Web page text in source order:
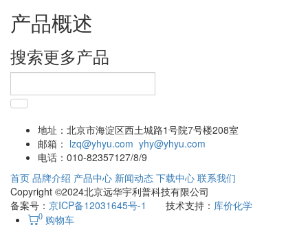
产品概述
搜索更多产品
地址： 北京市海淀区西土城路1号院7号楼208室
邮箱： lzq@yhyu.com yhy@yhyu.com
电话： 010-82357127/8/9
首页 品牌介绍 产品中心 新闻动态 下载中心 联系我们
Copyright ©2024北京远华宇利普科技有限公司
备案号： 京ICP备12031645号-1 技术支持： 库价化学
0 购物车